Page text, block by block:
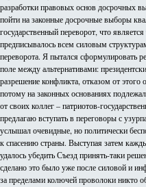
разработки правовых основ досрочных
пойти на законные досрочные выборы
государственный переворот, что
предписывалось всем силовым
переворота. Я пытался сформулировать
поле между альтернативами:
разрешение конфликта, отказом от
потому на законных основаниях
от своих коллег – патриотов-
предлагаю вступать в переговоры с
услышал очевидные, но политически
к спасению страны. Выступая затем
удалось убедить Съезд принять-таки
сделано это было уже после силовой и
за пределами колючей проволоки никто